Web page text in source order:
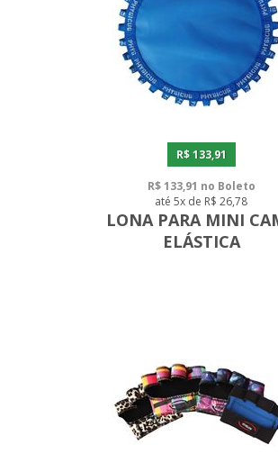
R$ 133,91
R$ 133,91 no Boleto
até 5x de R$ 26,78
LONA PARA MINI
ELÁSTICA